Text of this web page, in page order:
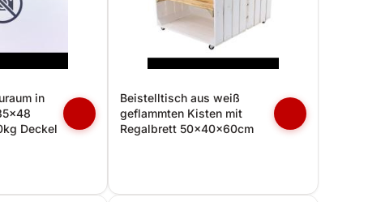
in
Deckel
Beistelltisch aus weiß
geflammten Kisten mit
Regalbrett 50x40x60cm